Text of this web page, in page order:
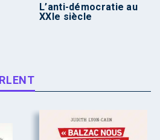
L’anti-démocratie au
XXIe siècle